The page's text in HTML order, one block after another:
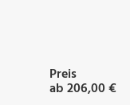
Preis
ab 206,00 €